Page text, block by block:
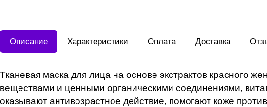
Описание Характеристики Оплата Доставка
Тканевая маска для лица на основе экстрактов красного
веществами и ценными органическими соединениями,
оказывают антивозрастное действие, помогают коже